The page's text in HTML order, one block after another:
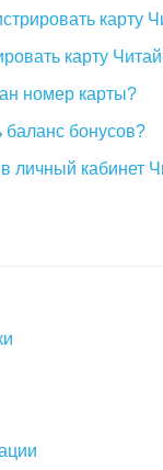
карту
карту
номер карты?
баланс бонусов?
в личный кабинет